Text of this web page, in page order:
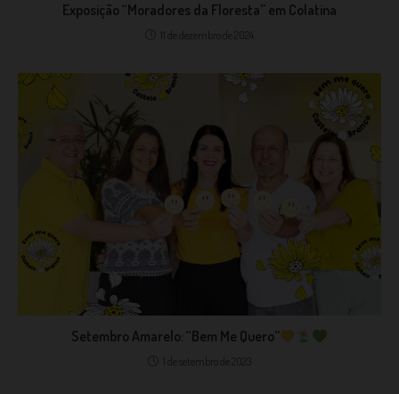
Exposição “Moradores da Floresta” em Colatina
11 de dezembro de 2024
Setembro Amarelo: “Bem Me Quero”
1 de setembro de 2023